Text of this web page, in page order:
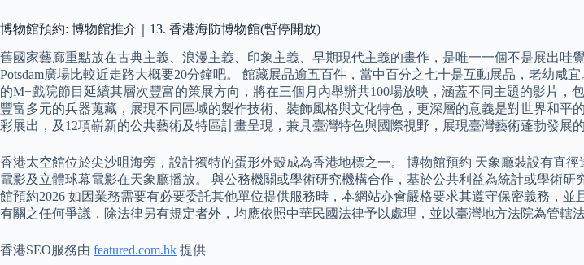
博物館預約: 博物館推介｜13. 香港海防博物館(暫停開放)
舊國家藝廊重點放在古典主義、浪漫主義、印象主義、早期現代主義的畫作，是唯一一個不是展出
Potsdam廣場比較近走路大概要20分鐘吧。 館藏展品逾五百件，當中百分之七十是互動展品，老幼
的M+戲院節目延續其層次豐富的策展方向，將在三個月內舉辦共100場放映，涵蓋不同主題的影片
豐富多元的兵器蒐藏，展現不同區域的製作技術、裝飾風格與文化特色，更深層的意義是對世界和平
彩展出，及12項嶄新的公共藝術及特區計畫呈現，兼具臺灣特色與國際視野，展現臺灣藝術蓬勃發展的
香港太空館位於尖沙咀海旁，設計獨特的蛋形外殼成為香港地標之一。 博物館預約 天象廳裝設有直
電影及立體球幕電影在天象廳播放。 與公務機關或學術研究機構合作，基於公共利益為統計或學術
館預約2026 如因業務需要有必要委託其他單位提供服務時，本網站亦會嚴格要求其遵守保密義務，
有關之任何爭議，除法律另有規定者外，均應依照中華民國法律予以處理，並以臺灣地方法院為管轄法
香港SEO服務由 featured.com.hk 提供